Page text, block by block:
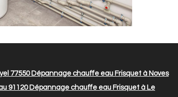
77550Dépannage chauffe eau Frisquet à Noves
91120Dépannage chauffe eau Frisquet à Le